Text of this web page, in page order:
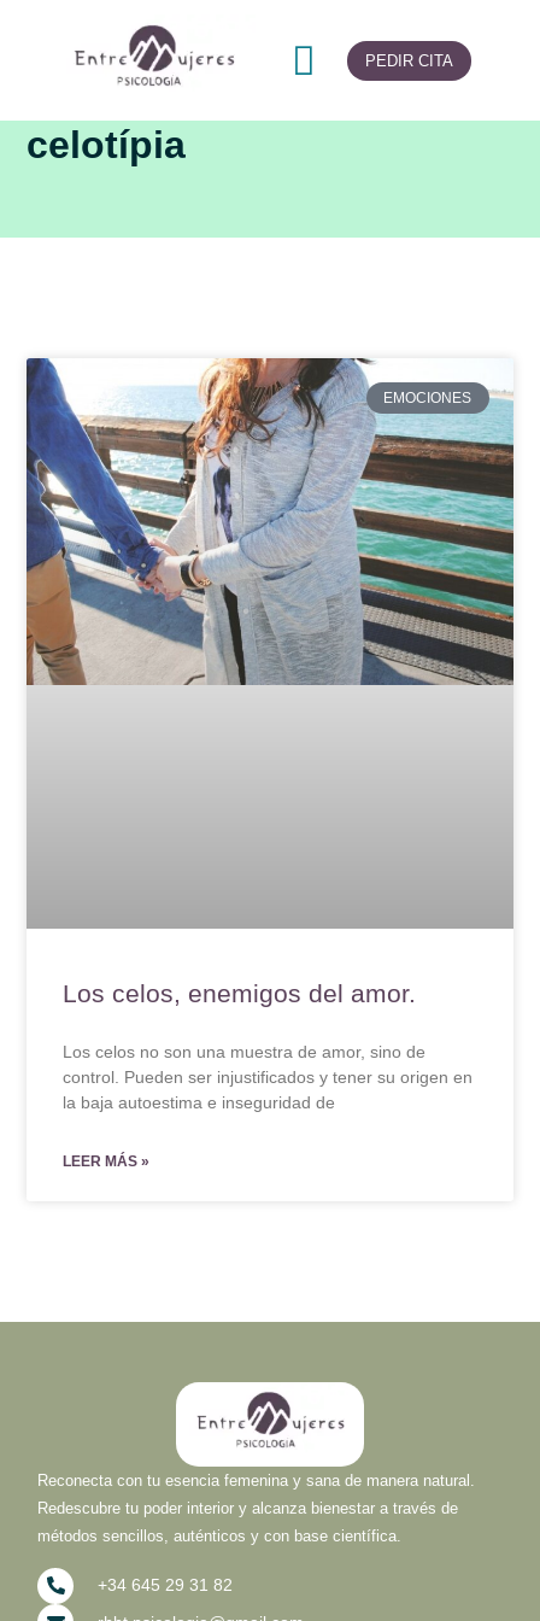
PEDIR CITA
celotípia
EMOCIONES
Los celos, enemigos del amor.
Los celos no son una muestra de amor, sino de
control. Pueden ser injustificados y tener su origen en
la baja autoestima e inseguridad de
LEER MÁS »
Reconecta con tu esencia femenina y sana de manera natural.
Redescubre tu poder interior y alcanza bienestar a través de
métodos sencillos, auténticos y con base científica.
+34 645 29 31 82